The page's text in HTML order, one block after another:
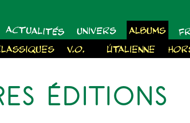
ACTUALITÉS UNIVERS ALBUMS
V.O. À L'ITALIENNE
ÉDITIONS